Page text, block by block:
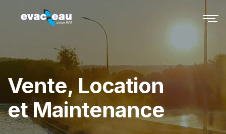
Vente, Location
et Maintenance